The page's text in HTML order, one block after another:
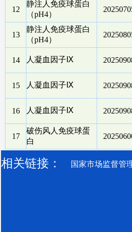
12
静注人免疫球蛋白
（pH4）
13
静注人免疫球蛋白
（pH4）
14 人凝血因子Ⅸ
15 人凝血因子Ⅸ
16 人凝血因子Ⅸ
17
破伤风人免疫球蛋
白
相关链接： 国家市场监督管